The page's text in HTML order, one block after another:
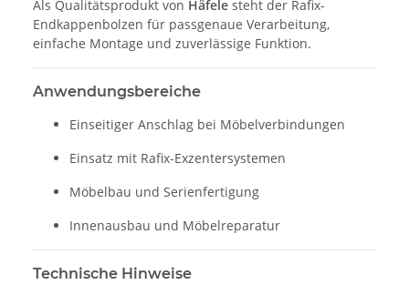
Als Qualitätsprodukt von Häfele steht der Rafix-
Endkappenbolzen für passgenaue Verarbeitung,
einfache Montage und zuverlässige Funktion.
Anwendungsbereiche
Einseitiger Anschlag bei Möbelverbindungen
Einsatz mit Rafix-Exzentersystemen
Möbelbau und Serienfertigung
Innenausbau und Möbelreparatur
Technische Hinweise